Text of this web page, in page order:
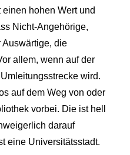
hohen Wert und
Nicht-Angehörige,
die
allem, wenn auf der
wird.
auf dem Weg von oder
vorbei. Die ist hell
darauf
eine Universitätsstadt.